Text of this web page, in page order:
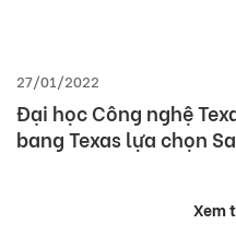
27/01/2022
Đại học Công nghệ
bang Texas lựa chọn
Xem